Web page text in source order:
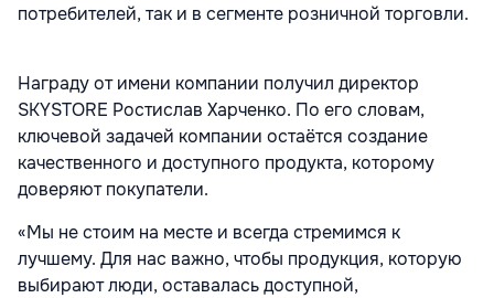
потребителей, так и в сегменте розничной торговли.
Награду от имени компании получил директор
SKYSTORE Ростислав Харченко. По его словам,
ключевой задачей компании остаётся создание
качественного и доступного продукта, которому
доверяют покупатели.
«Мы не стоим на месте и всегда стремимся к
лучшему. Для нас важно, чтобы продукция, которую
выбирают люди, оставалась доступной,